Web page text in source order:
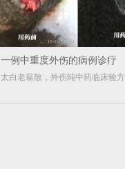
一例中重度外伤的病例诊疗
太白老翁散，外伤纯中药临床验方